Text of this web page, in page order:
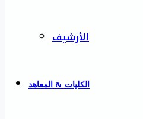
الأرشيف
الكليات & المعاهد